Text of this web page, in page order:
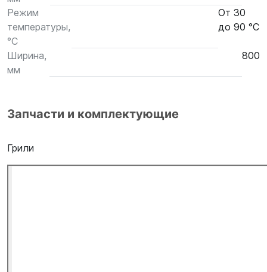
Режим
температуры,
°С
От 30
до 90 °C
Ширина,
мм
800
Запчасти и комплектующие
Грили